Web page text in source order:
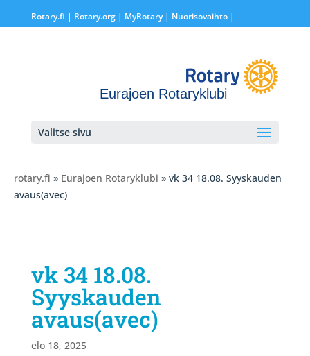
Rotary.fi | Rotary.org| MyRotary | Nuorisovaihto|
Eurajoen Rotaryklubi
Valitse sivu
rotary.fi » Eurajoen Rotaryklubi » vk 34 18.08. Syyskauden
avaus(avec)
vk 34 18.08.
Syyskauden
avaus(avec)
elo 18, 2025